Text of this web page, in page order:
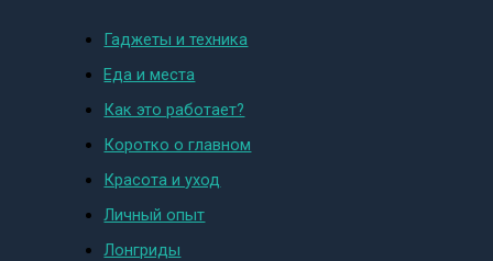
Гаджеты и техника
Еда и места
Как это работает?
Коротко о главном
Красота и уход
Личный опыт
Лонгриды